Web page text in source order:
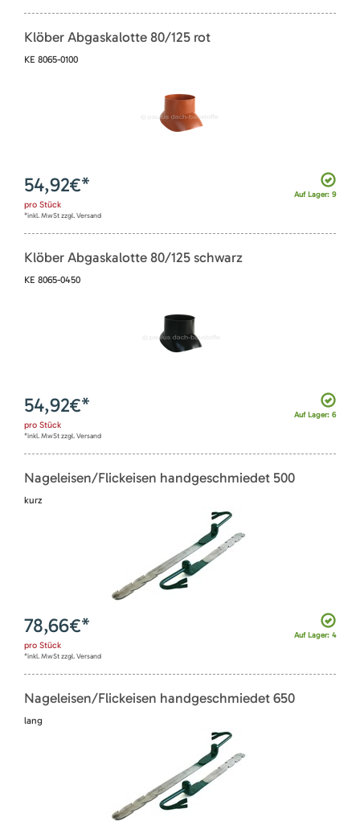
Klöber Abgaskalotte 80/125 rot
KE 8065-0100
Auf Lager: 9
54,92€*
pro Stück
*inkl. MwSt zzgl. Versand
Klöber Abgaskalotte 80/125 schwarz
KE 8065-0450
Auf Lager: 6
54,92€*
pro Stück
*inkl. MwSt zzgl. Versand
Nageleisen/Flickeisen handgeschmiedet 500
kurz
Auf Lager: 4
78,66€*
pro Stück
*inkl. MwSt zzgl. Versand
Nageleisen/Flickeisen handgeschmiedet 650
lang